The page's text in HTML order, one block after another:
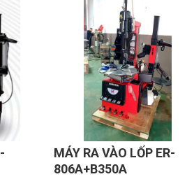
MÁY RA VÀO LỐP ER-
806A+B350A